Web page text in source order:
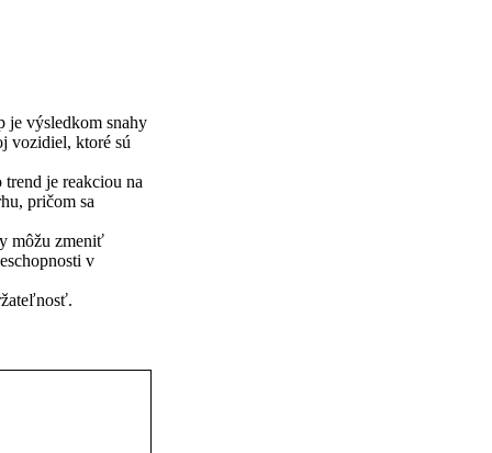
je výsledkom snahy
vozidiel, ktoré sú
je reakciou na
pričom sa
môžu zmeniť
v